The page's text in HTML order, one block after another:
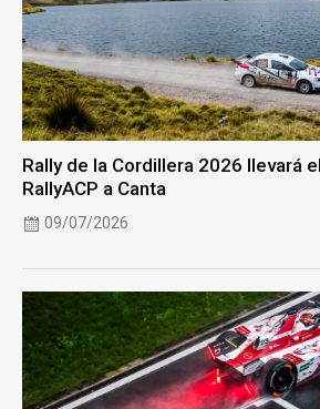
Rally de la Cordillera 2026 llevará
RallyACP a Canta
09/07/2026